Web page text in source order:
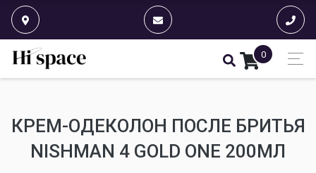
0
КРЕМ-ОДЕКОЛОН ПОСЛЕ БРИТЬЯ
NISHMAN 4 GOLD ONE 200МЛ